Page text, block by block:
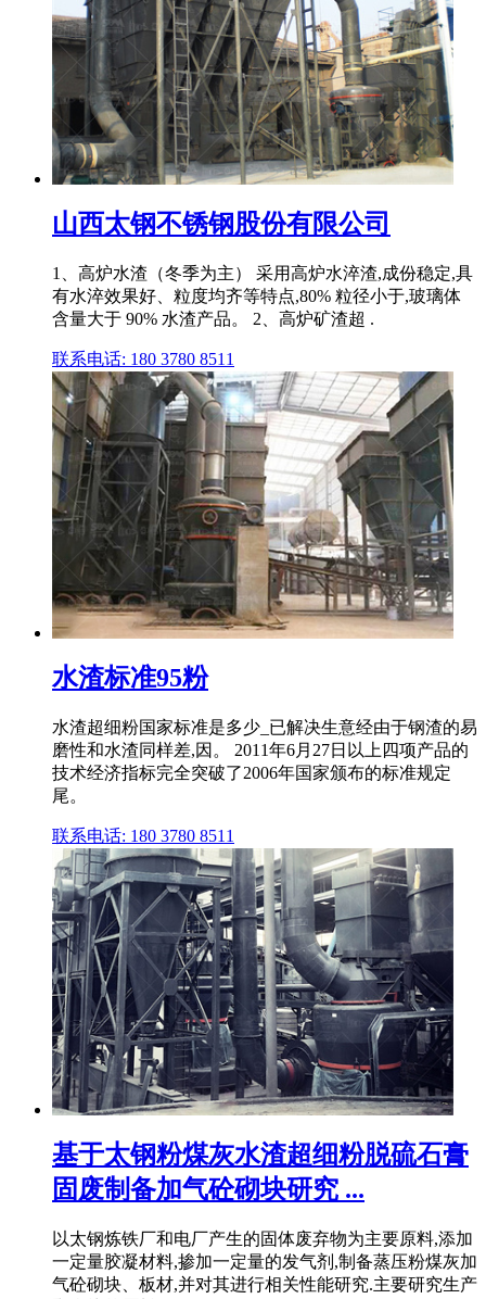
山西太钢不锈钢股份有限公司
1、高炉水渣（冬季为主） 采用高炉水淬渣,成份稳定,具
有水淬效果好、粒度均齐等特点,80% 粒径小于,玻璃体
含量大于 90% 水渣产品。 2、高炉矿渣超 .
联系电话: 180 3780 8511
水渣标准95粉
水渣超细粉国家标准是多少_已解决生意经由于钢渣的易
磨性和水渣同样差,因。 2011年6月27日以上四项产品的
技术经济指标完全突破了2006年国家颁布的标准规定
尾。
联系电话: 180 3780 8511
基于太钢粉煤灰水渣超细粉脱硫石膏
固废制备加气砼砌块研究 ...
以太钢炼铁厂和电厂产生的固体废弃物为主要原料,添加
一定量胶凝材料,掺加一定量的发气剂,制备蒸压粉煤灰加
气砼砌块、板材,并对其进行相关性能研究.主要研究生产